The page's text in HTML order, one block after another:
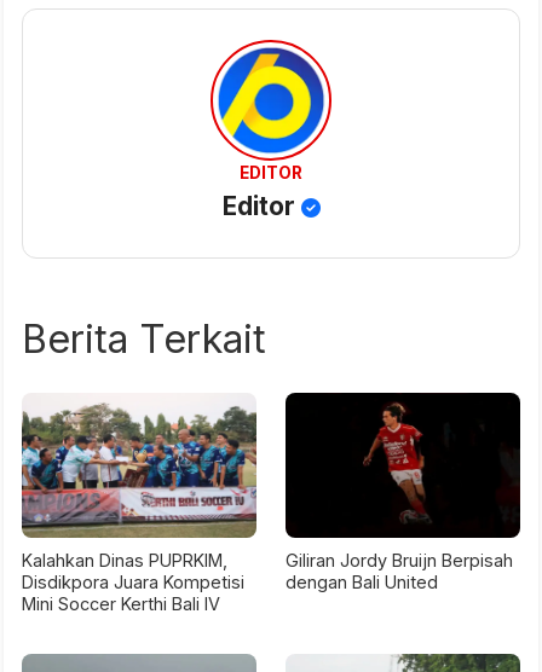
EDITOR
Editor
Berita Terkait
Kalahkan Dinas PUPRKIM,
Disdikpora Juara Kompetisi
Mini Soccer Kerthi Bali IV
Giliran Jordy Bruijn Berpisah
dengan Bali United